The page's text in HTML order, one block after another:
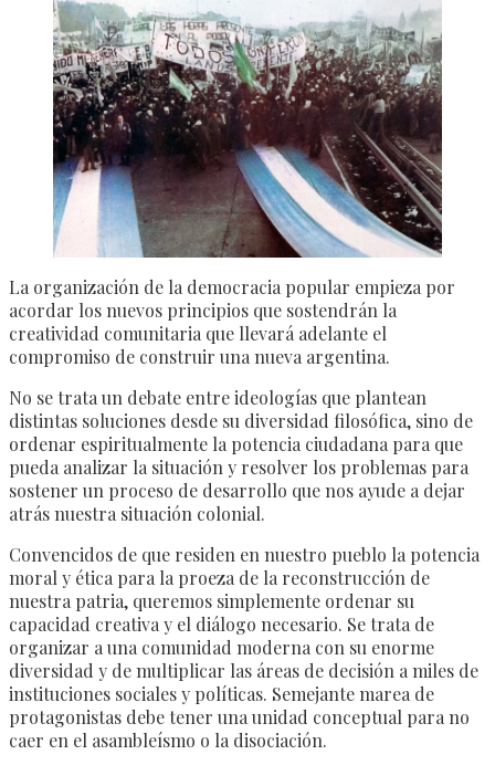
La organización de la democracia popular empieza por
acordar los nuevos principios que sostendrán la
creatividad comunitaria que llevará adelante el
compromiso de construir una nueva argentina.
No se trata un debate entre ideologías que plantean
distintas soluciones desde su diversidad filosófica, sino de
ordenar espiritualmente la potencia ciudadana para que
pueda analizar la situación y resolver los problemas para
sostener un proceso de desarrollo que nos ayude a dejar
atrás nuestra situación colonial.
Convencidos de que residen en nuestro pueblo la potencia
moral y ética para la proeza de la reconstrucción de
nuestra patria, queremos simplemente ordenar su
capacidad creativa y el diálogo necesario. Se trata de
organizar a una comunidad moderna con su enorme
diversidad y de multiplicar las áreas de decisión a miles de
instituciones sociales y políticas. Semejante marea de
protagonistas debe tener una unidad conceptual para no
caer en el asambleísmo o la disociación.